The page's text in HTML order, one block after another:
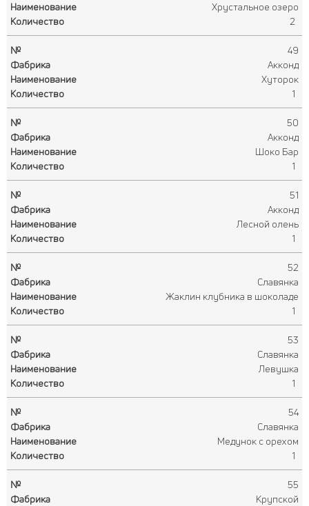
Хрустальное озеро
2
49
Акконд
Хуторок
1
50
Акконд
Шоко Бар
1
51
Акконд
Лесной олень
1
52
Славянка
Жаклин клубника в шоколаде
1
53
Славянка
Левушка
1
54
Славянка
Медунок с орехом
1
55
Крупской